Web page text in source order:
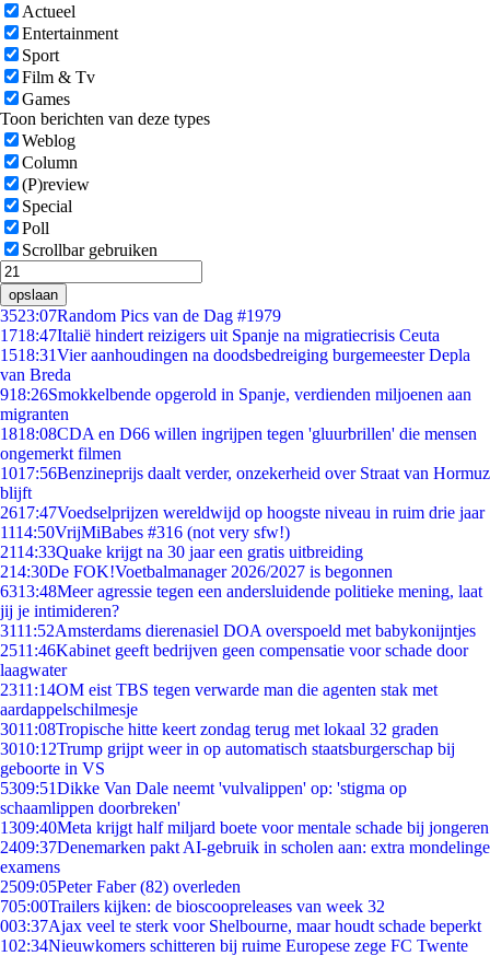
Actueel
Entertainment
Sport
Film & Tv
Games
Toon berichten van deze types
Weblog
Column
(P)review
Special
Poll
Scrollbar gebruiken
opslaan
3523:07Random Pics van de Dag #1979
1718:47Italië hindert reizigers uit Spanje na migratiecrisis Ceuta
1518:31Vier aanhoudingen na doodsbedreiging burgemeester Depla
van Breda
918:26Smokkelbende opgerold in Spanje, verdienden miljoenen aan
migranten
1818:08CDA en D66 willen ingrijpen tegen 'gluurbrillen' die mensen
ongemerkt filmen
1017:56Benzineprijs daalt verder, onzekerheid over Straat van Hormuz
blijft
2617:47Voedselprijzen wereldwijd op hoogste niveau in ruim drie jaar
1114:50VrijMiBabes #316 (not very sfw!)
2114:33Quake krijgt na 30 jaar een gratis uitbreiding
214:30De FOK!Voetbalmanager 2026/2027 is begonnen
6313:48Meer agressie tegen een andersluidende politieke mening, laat
jij je intimideren?
3111:52Amsterdams dierenasiel DOA overspoeld met babykonijntjes
2511:46Kabinet geeft bedrijven geen compensatie voor schade door
laagwater
2311:14OM eist TBS tegen verwarde man die agenten stak met
aardappelschilmesje
3011:08Tropische hitte keert zondag terug met lokaal 32 graden
3010:12Trump grijpt weer in op automatisch staatsburgerschap bij
geboorte in VS
5309:51Dikke Van Dale neemt 'vulvalippen' op: 'stigma op
schaamlippen doorbreken'
1309:40Meta krijgt half miljard boete voor mentale schade bij jongeren
2409:37Denemarken pakt AI-gebruik in scholen aan: extra mondelinge
examens
2509:05Peter Faber (82) overleden
705:00Trailers kijken: de bioscoopreleases van week 32
003:37Ajax veel te sterk voor Shelbourne, maar houdt schade beperkt
102:34Nieuwkomers schitteren bij ruime Europese zege FC Twente